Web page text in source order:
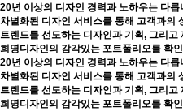
20년 이상의 디자인 경력과 노하우는 다릅
차별화된 디자인 서비스를 통해 고객과의
트렌드를 선도하는 디자인과 기획, 그리고
희명디자인의 감각있는 포트폴리오를 확
20년 이상의 디자인 경력과 노하우는 다릅
차별화된 디자인 서비스를 통해 고객과의
트렌드를 선도하는 디자인과 기획, 그리고
희명디자인의 감각있는 포트폴리오를 확